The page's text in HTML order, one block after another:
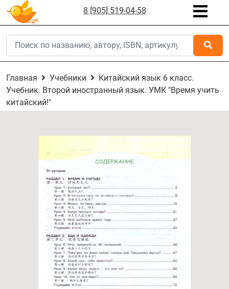
8 [905] 519-04-58
Главная Учебники
Китайский язык 6 класс.
Учебник. Второй иностранный язык. УМК "Время учить
китайский!"